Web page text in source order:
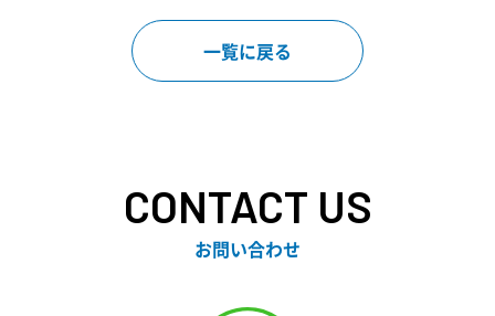
一覧に戻る
CONTACT US
お問い合わせ